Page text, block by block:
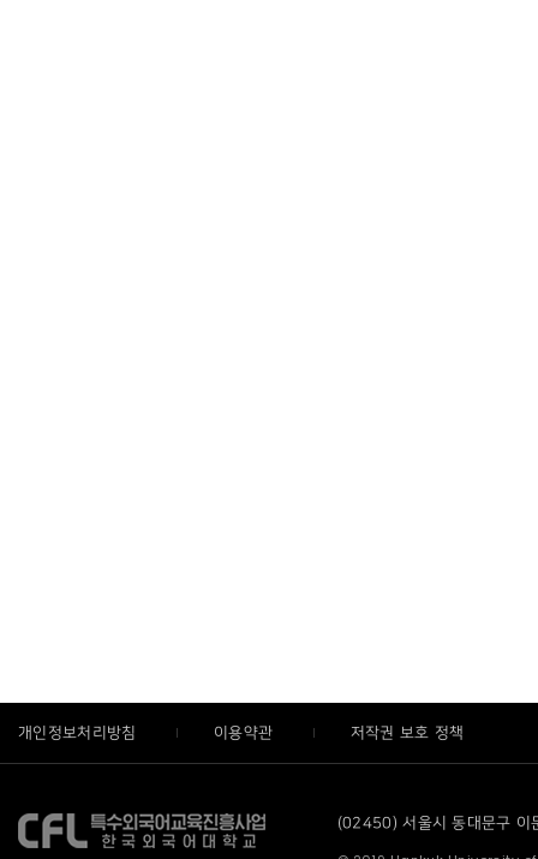
개인정보처리방침 이용약관 저작권 보호 정책
(02450) 서울시 동대문구